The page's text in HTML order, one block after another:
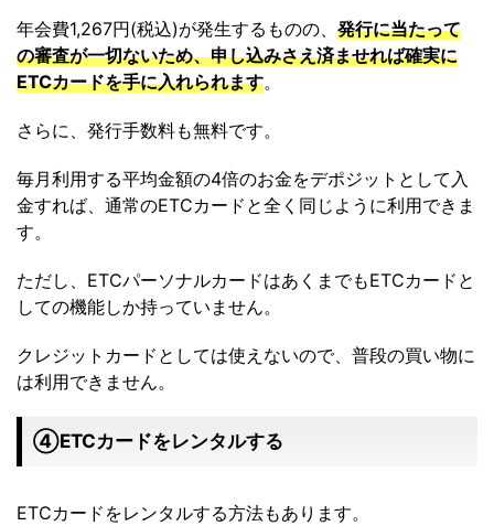
年会費1,267円(税込)が発生するものの、 発行に当たって
の審査が一切ないため、申し込みさえ済ませれば確実に
ETCカードを手に入れられます。
さらに、発行手数料も無料です。
毎月利用する平均金額の4倍のお金をデポジットとして入
金すれば、通常のETCカードと全く同じように利用できま
す。
ただし、ETCパーソナルカードはあくまでもETCカードと
しての機能しか持っていません。
クレジットカードとしては使えないので、普段の買い物に
は利用できません。
➃ETCカードをレンタルする
ETCカードをレンタルする方法もあります。